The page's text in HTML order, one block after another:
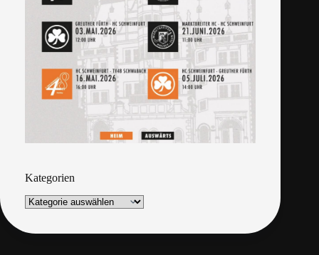
Kategorien